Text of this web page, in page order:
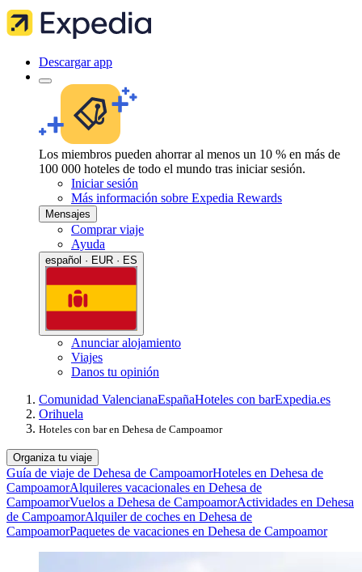
Descargar app
Los miembros pueden ahorrar al menos un 10 % en más de
100 000 hoteles de todo el mundo tras iniciar sesión.
Iniciar sesión
Más información sobre Expedia Rewards
Mensajes
Comprar viaje
Ayuda
español · EUR · ES
Anunciar alojamiento
Viajes
Danos tu opinión
Comunidad ValencianaEspañaHoteles con barExpedia.es
Orihuela
Hoteles con bar en Dehesa de Campoamor
Organiza tu viaje
Guía de viaje de Dehesa de CampoamorHoteles en Dehesa de
CampoamorAlquileres vacacionales en Dehesa de
CampoamorVuelos a Dehesa de CampoamorActividades en Dehesa
de CampoamorAlquiler de coches en Dehesa de
CampoamorPaquetes de vacaciones en Dehesa de Campoamor